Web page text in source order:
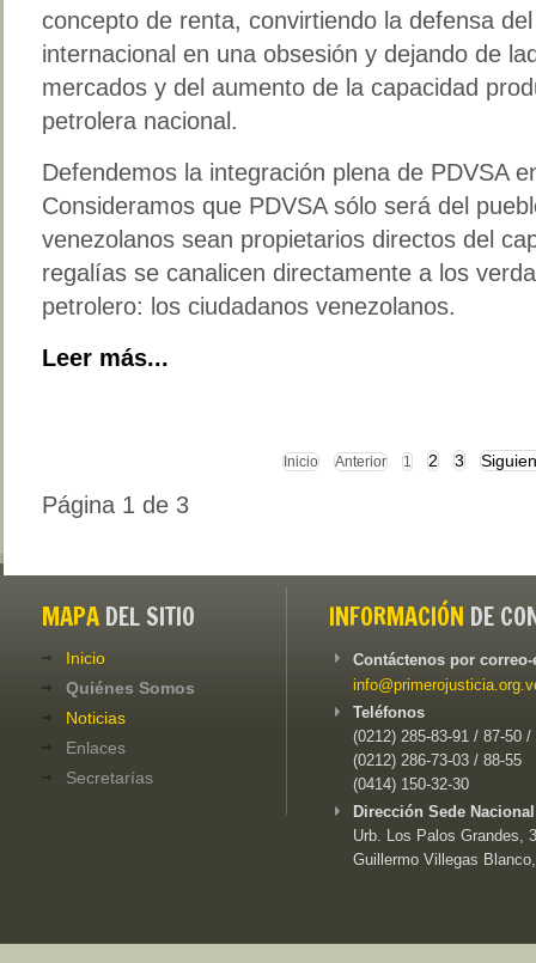
concepto de renta, convirtiendo la defensa
internacional en una obsesión y dejando de
mercados y del aumento de la capacidad
petrolera nacional.
Defendemos la integración plena de PDVSA
Consideramos que PDVSA sólo será del
venezolanos sean propietarios directos del
regalías se canalicen directamente a los
petrolero: los ciudadanos venezolanos.
Leer más...
Inicio Anterior 1 2 3
Página 1 de 3
MAPA DEL SITIO
Inicio
Quiénes Somos
Noticias
Enlaces
Secretarías
INFORMACIÓN DE
Contáctenos por
Teléfonos
(0212) 285-83-91 / 87-50 /
(0212) 286-73-03 / 88-55
(0414) 150-32-30
Dirección Sede
Urb. Los Palos Grandes,
Guillermo Villegas